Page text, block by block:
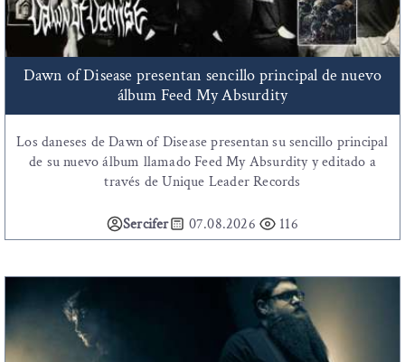
Dawn of Disease presentan sencillo principal de nuevo
álbum Feed My Absurdity
Los daneses de Dawn of Disease presentan su sencillo principal
de su nuevo álbum llamado Feed My Absurdity y editado a
través de Unique Leader Records
Sercifer 07.08.2026 116